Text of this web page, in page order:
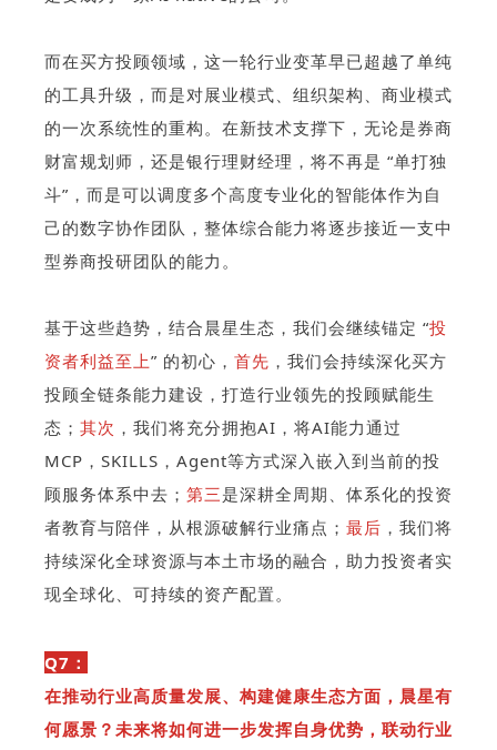
而在买方投顾领域，这一轮行业变革早已超越了单纯
的工具升级，而是对展业模式、组织架构、商业模式
的一次系统性的重构。在新技术支撑下，无论是券商
财富规划师，还是银行理财经理，将不再是 “单打独
斗”，而是可以调度多个高度专业化的智能体作为自
己的数字协作团队，整体综合能力将逐步接近一支中
型券商投研团队的能力。
基于这些趋势，结合晨星生态，我们会继续锚定 “投
资者利益至上” 的初心， 首先 ，我们会持续深化买方
投顾全链条能力建设，打造行业领先的投顾赋能生
态 ； 其次 ，我们将充分拥抱AI，将AI能力通过
MCP，SKILLS，Agent等方式深入嵌入到当前的投
顾服务体系中去； 第三是深耕全周期、体系化的投资
者教育与陪伴，从根源破解行业痛点； 最后 ， 我们将
持续深化全球资源与本土市场的融合，助力投资者实
现全球化、可持续的资产配置。
Q7：
在推动行业高质量发展、构建健康生态方面，晨星有
何愿景？未来将如何进一步发挥自身优势，联动行业